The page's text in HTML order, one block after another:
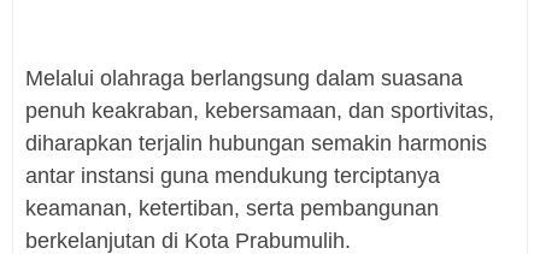
Melalui olahraga berlangsung dalam suasana
penuh keakraban, kebersamaan, dan sportivitas,
diharapkan terjalin hubungan semakin harmonis
antar instansi guna mendukung terciptanya
keamanan, ketertiban, serta pembangunan
berkelanjutan di Kota Prabumulih.